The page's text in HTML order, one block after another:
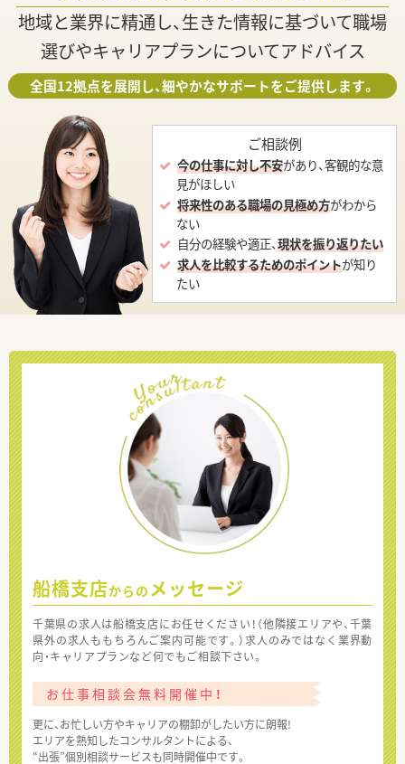
地域と業界に精通し、生きた情報に基づいて職場
選びやキャリアプランについてアドバイス
全国12拠点を展開し、細やかなサポートをご提供します。
ご相談例
今の仕事に対し不安があり、客観的な意
見がほしい
将来性のある職場の見極め方がわから
ない
自分の経験や適正、現状を振り返りたい
求人を比較するためのポイントが知り
たい
船橋支店からの メッセージ
千葉県の求人は船橋支店にお任せください！（他隣接エリアや、千葉
県外の求人ももちろんご案内可能です。）求人のみではなく業界動
向・キャリアプランなど何でもご相談下さい。
お仕事相談会無料開催中！
更に、お忙しい方やキャリアの棚卸がしたい方に朗報!
エリアを熟知したコンサルタントによる、
“出張”個別相談サービスも同時開催中です。